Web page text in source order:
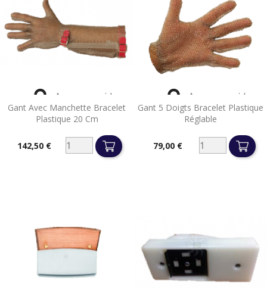
Gant Avec Manchette Bracelet
Plastique 20 Cm
142,50 €
 Aperçu rapide
Gant 5 Doigts Bracelet Plastique
Réglable
79,00 €
 Aperçu rapide